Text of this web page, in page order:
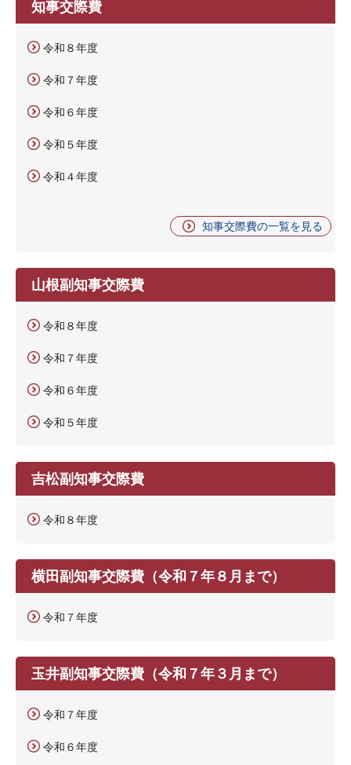
知事交際費
令和８年度
令和７年度
令和６年度
令和５年度
令和４年度
知事交際費の一覧を見る
山根副知事交際費
令和８年度
令和７年度
令和６年度
令和５年度
吉松副知事交際費
令和８年度
横田副知事交際費（令和７年８月まで）
令和７年度
玉井副知事交際費（令和７年３月まで）
令和７年度
令和６年度